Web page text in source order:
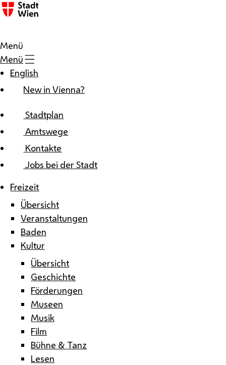
Zum Inhalt
Menü
Menü
English
New in Vienna?
Stadtplan
Amtswege
Kontakte
Jobs bei der Stadt
Freizeit
Übersicht
Veranstaltungen
Baden
Kultur
Übersicht
Geschichte
Förderungen
Museen
Musik
Film
Bühne & Tanz
Lesen